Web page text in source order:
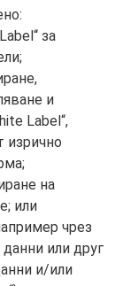
за
и
Label“,
изрично
на
или
чрез
или друг
и/или